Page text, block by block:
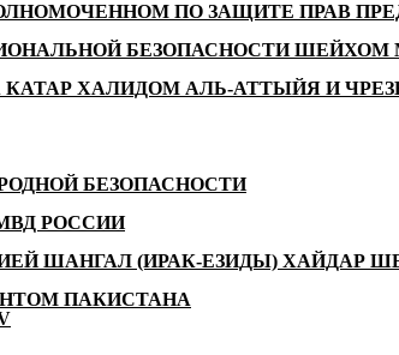
ПО ЗАЩИТЕ ПРАВ
БЕЗОПАСНОСТИ
ХАЛИДОМ АЛЬ-АТТЫЙЯ И
БЕЗОПАСНОСТИ
РОССИИ
ШАНГАЛ (ИРАК-ЕЗИДЫ) ХАЙДАР
ПАКИСТАНА